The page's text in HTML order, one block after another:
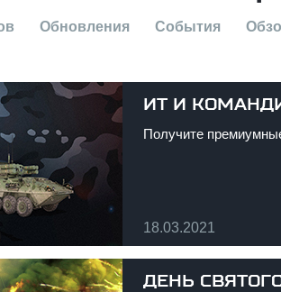
Обновления События
ИТ И
18.03.2021
Получите
ДЕНЬ